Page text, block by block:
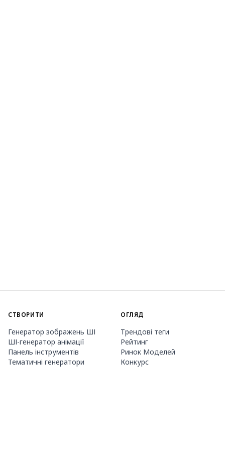
СТВОРИТИ
Генератор зображень ШІ
ШІ-генератор анімації
Панель інструментів
Тематичні генератори
ОГЛЯД
Трендові теги
Рейтинг
Ринок Моделей
Конкурс